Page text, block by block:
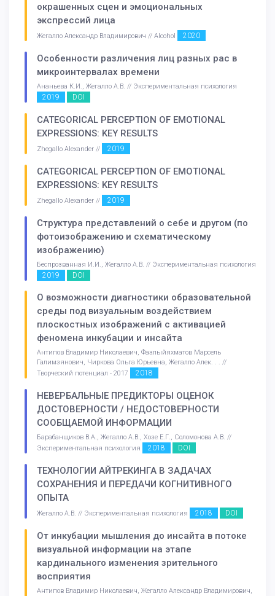
окрашенных сцен и эмоциональных
экспрессий лица
Жегалло Александр Владимирович // Alcohol 2020
Особенности различения лиц разных рас в
микроинтервалах времени
Ананьева К.И., Жегалло А.В. // Экспериментальная психология
2019 DOI
CATEGORICAL PERCEPTION OF EMOTIONAL
EXPRESSIONS: KEY RESULTS
Zhegallo Alexander // 2019
CATEGORICAL PERCEPTION OF EMOTIONAL
EXPRESSIONS: KEY RESULTS
Zhegallo Alexander // 2019
Структура представлений о себе и другом (по
фотоизображению и схематическому
изображению)
Беспрозванная И.И., Жегалло А.В. // Экспериментальная психология
2019 DOI
О возможности диагностики образовательной
среды под визуальным воздействием
плоскостных изображений с активацией
феномена инкубации и инсайта
Антипов Владимир Николаевич, Фазлыйяхматов Марсель
Галимзянович, Чиркова Ольга Юрьевна, Жегалло Алек. . . //
Творческий потенциал - 2017
2018
НЕВЕРБАЛЬНЫЕ ПРЕДИКТОРЫ ОЦЕНОК
ДОСТОВЕРНОСТИ / НЕДОСТОВЕРНОСТИ
СООБЩАЕМОЙ ИНФОРМАЦИИ
Барабанщиков В.А., Жегалло А.В., Хозе Е.Г., Соломонова А.В. //
Экспериментальная психология
2018 DOI
ТЕХНОЛОГИИ АЙТРЕКИНГА В ЗАДАЧАХ
СОХРАНЕНИЯ И ПЕРЕДАЧИ КОГНИТИВНОГО
ОПЫТА
Жегалло А.В. // Экспериментальная психология 2018 DOI
От инкубации мышления до инсайта в потоке
визуальной информации на этапе
кардинального изменения зрительного
восприятия
Антипов Владимир Николаевич, Жегалло Александр Владимирович,